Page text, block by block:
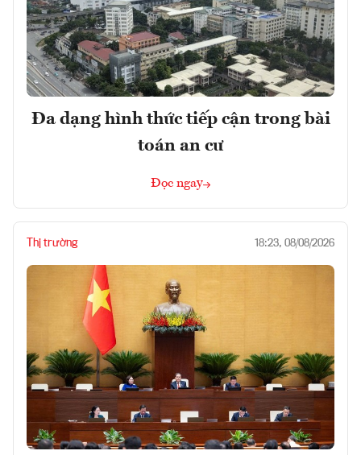
Đa dạng hình thức tiếp cận trong bài
toán an cư
Đọc ngay
Thị trường 18:23, 08/08/2026